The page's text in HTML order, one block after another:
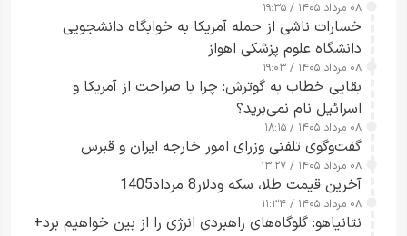
۰۸ مرداد ۱۴۰۵ / ۱۹:۳۵
خسارات ناشی از حمله آمریکا به خوابگاه دانشجویی
دانشگاه علوم پزشکی اهواز
۰۸ مرداد ۱۴۰۵ / ۱۹:۰۳
بقایی خطاب به گوترش: چرا با صراحت از آمریکا و
اسرائیل نام نمی‌برید؟
۰۸ مرداد ۱۴۰۵ / ۱۸:۱۵
گفت‌وگوی تلفنی وزرای امور خارجه ایران و قبرس
۰۸ مرداد ۱۴۰۵ / ۱۳:۲۷
آخرین قیمت طلا، سکه ودلار8 مرداد1405
۰۸ مرداد ۱۴۰۵ / ۱۱:۳۴
نتانیاهو: گلوگاه‌های راهبردی انرژی را از بین خواهیم برد+